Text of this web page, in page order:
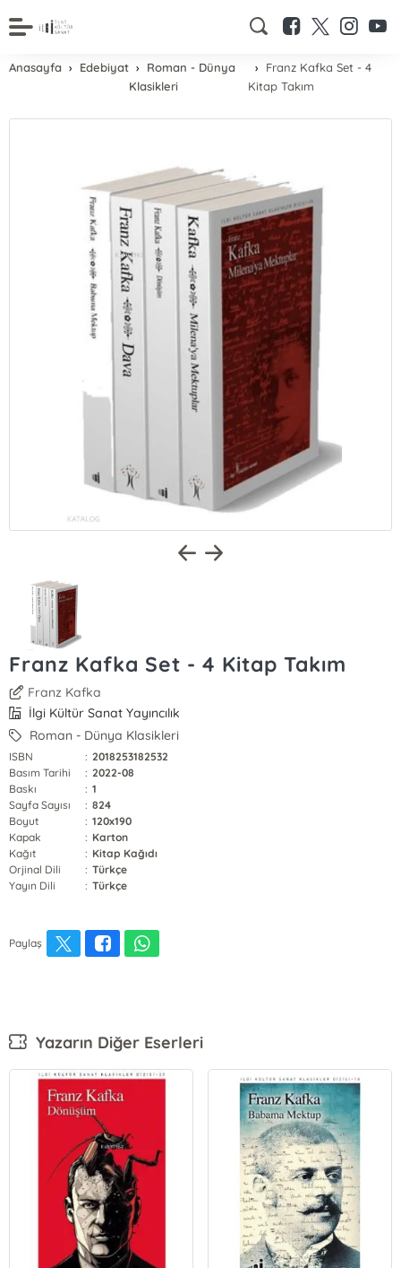
Anasayfa Edebiyat
Roman - Dünya
Klasikleri
Franz Kafka Set - 4
Kitap Takım
Franz Kafka Set - 4 Kitap Takım
Franz Kafka
İlgi Kültür Sanat Yayıncılık
Roman - Dünya Klasikleri
ISBN : 2018253182532
Basım Tarihi
: 2022-08
Baskı
: 1
Sayfa Sayısı
: 824
Boyut
: 120x190
Kapak
: Karton
Kağıt
: Kitap Kağıdı
Orjinal Dili
: Türkçe
Yayın Dili
: Türkçe
Paylaş
Yazarın Diğer Eserleri